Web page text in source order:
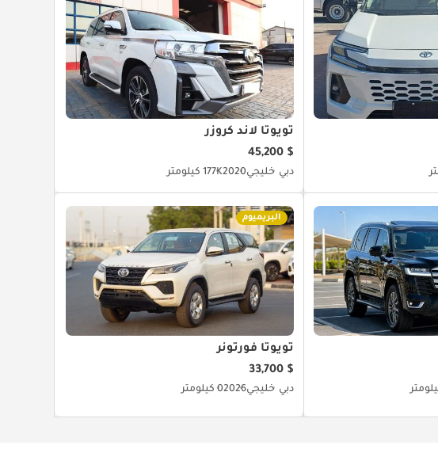
تويوتا لاند كروزر
$ 45,200
دبي خليجي2020177K كيلومتر
البريميوم
تويوتا فورتونر
$ 33,700
دبي خليجي20260 كيلومتر